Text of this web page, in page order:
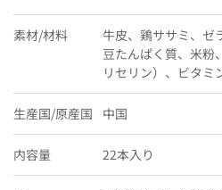
素材/材料
牛皮、鶏ササミ、ゼ
豆たんぱく質、米粉
リセリン）、ビタミ
生産国/原産国 中国
内容量 22本入り